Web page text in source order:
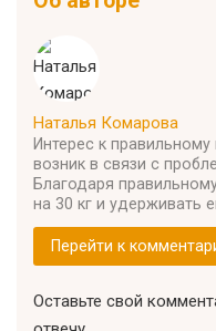
Наталья Комарова
Интерес к
возник в связи с
Благодаря
на 30 кг и удерживать
Перейти к
Оставьте свой